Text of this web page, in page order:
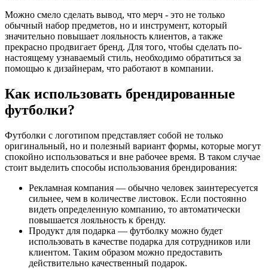
Можно смело сделать вывод, что мерч - это не только
обычный набор предметов, но и инструмент, который
значительно повышает лояльность клиентов, а также
прекрасно продвигает бренд. Для того, чтобы сделать по-
настоящему узнаваемый стиль, необходимо обратиться за
помощью к дизайнерам, что работают в компании.
Как использовать брендированные
футболки?
Футболки с логотипом представляет собой не только
оригинальный, но и полезный вариант формы, которые могут
спокойно использоваться и вне рабочее время. В таком случае
стоит выделить способы использования брендирования:
Рекламная компания — обычно человек заинтересуется
сильнее, чем в количестве листовок. Если постоянно
видеть определенную компанию, то автоматически
повышается лояльность к бренду.
Продукт для подарка — футболку можно будет
использовать в качестве подарка для сотрудников или
клиентом. Таким образом можно предоставить
действительно качественный подарок.